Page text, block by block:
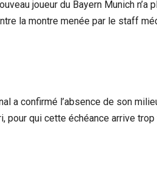
joueur du Bayern Munich n’a
la montre menée par le staff
a confirmé l’absence de son
qui cette échéance arrive